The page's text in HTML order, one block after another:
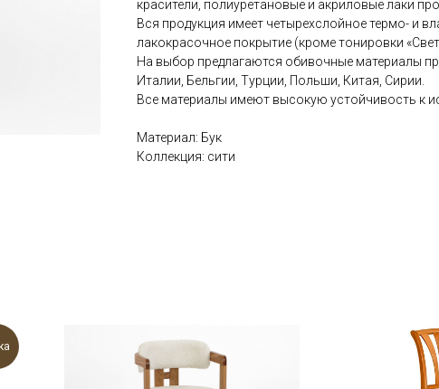
красители, полиуретановые и акриловые лаки
Вся продукция имеет четырехслойное термо- и
лакокрасочное покрытие (кроме тонировки
На выбор предлагаются обивочные материалы
Италии, Бельгии, Турции, Польши, Китая, Сирии.
Все материалы имеют высокую устойчивость к
Материал: Бук
Коллекция: сити